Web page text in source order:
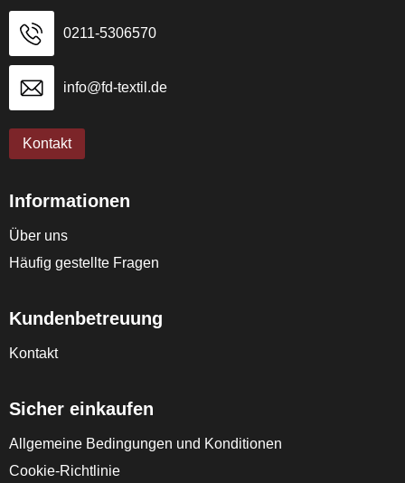
0211-5306570
info@fd-textil.de
Kontakt
Informationen
Über uns
Häufig gestellte Fragen
Kundenbetreuung
Kontakt
Sicher einkaufen
Allgemeine Bedingungen und Konditionen
Cookie-Richtlinie